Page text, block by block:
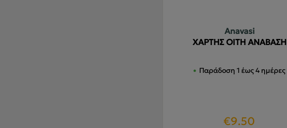
Anavasi
ΧΑΡΤΗΣ ΟΙΤΗ ΑΝΑΒΑΣΗ
Παράδοση 1 έως 4 ημέρες
€9.50